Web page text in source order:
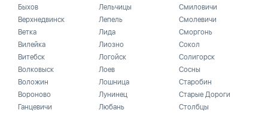
Быхов
Верхнедвинск
Ветка
Вилейка
Витебск
Волковыск
Воложин
Вороново
Ганцевичи
Лельчицы
Лепель
Лида
Лиозно
Логойск
Лоев
Лошница
Лунинец
Любань
Смиловичи
Смолевичи
Сморгонь
Сокол
Солигорск
Сосны
Старобин
Старые Дороги
Столбцы